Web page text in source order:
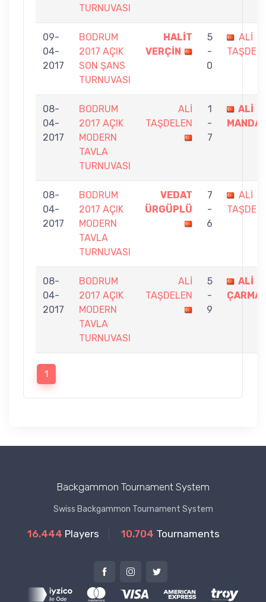
TURNUVASI
09-
04-
2017
BODRUM
2017 AÇIK
SON ŞANS
TURNUVASI
HALİT
VERÇİN
5
-
0
ALİ
08-
04-
2017
BODRUM
2017 AÇIK
MODERN
TAVLA
TURNUVASI
ALİ
TAŞDELEN
1
-
7
ALİ
08-
04-
2017
BODRUM
2017 AÇIK
MODERN
TAVLA
TURNUVASI
VEDAT
ÜRGÜPLÜ
7
-
6
ALİ
08-
04-
2017
BODRUM
2017 AÇIK
MODERN
TAVLA
TURNUVASI
ALİ
TAŞDELEN
5
-
9
ALİ
1
Backgammon Tournament System
Swiss Backgammon Tournament System
16.444 Players 10.704 Tournaments